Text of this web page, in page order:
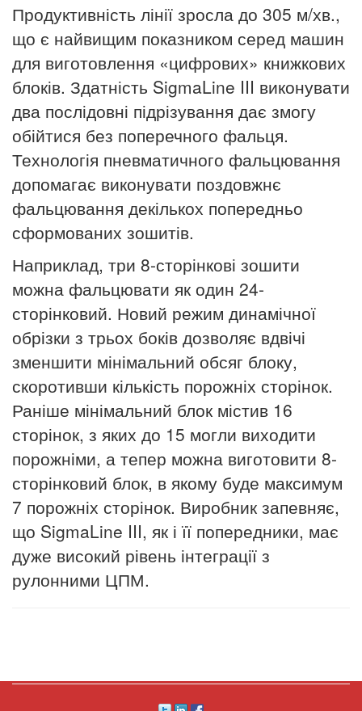
Продуктивність лінії зросла до 305 м/хв.,
що є найвищим показником серед машин
для виготовлення «цифрових» книжкових
блоків. Здатність SigmaLine III виконувати
два послідовні підрізування дає змогу
обійтися без поперечного фальця.
Технологія пневматичного фальцювання
допомагає виконувати поздовжнє
фальцювання декількох попередньо
сформованих зошитів.
Наприклад, три 8-сторінкові зошити
можна фальцювати як один 24-
сторінковий. Новий режим динамічної
обрізки з трьох боків дозволяє вдвічі
зменшити мінімальний обсяг блоку,
скоротивши кількість порожніх сторінок.
Раніше мінімальний блок містив 16
сторінок, з яких до 15 могли виходити
порожніми, а тепер можна виготовити 8-
сторінковий блок, в якому буде максимум
7 порожніх сторінок. Виробник запевняє,
що SigmaLine III, як і її попередники, має
дуже високий рівень інтеграції з
рулонними ЦПМ.